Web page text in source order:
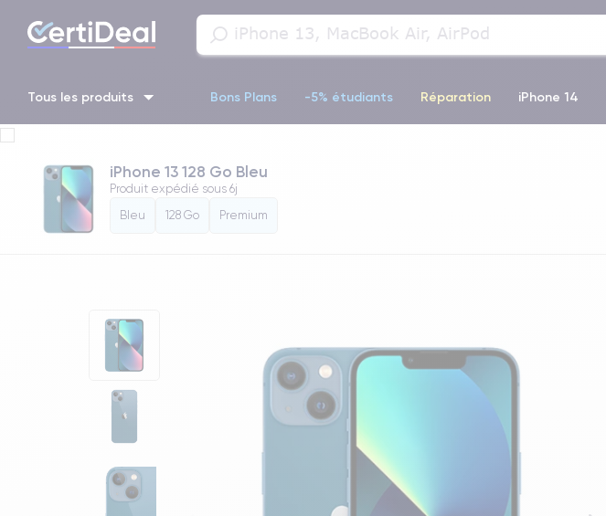
Tous les produits Bons Plans -5% étudiants Réparation iPhone 14
iPhone 11 Pro iPhone 14 pro
iPhone 13 128 Go Bleu
Produit expédié sous 6j
Bleu
128 Go Premium